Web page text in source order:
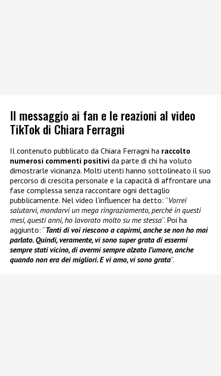
Il messaggio ai fan e le reazioni al video
TikTok di Chiara Ferragni
Il contenuto pubblicato da Chiara Ferragni ha raccolto
numerosi commenti positivi da parte di chi ha voluto
dimostrarle vicinanza. Molti utenti hanno sottolineato il suo
percorso di crescita personale e la capacità di affrontare una
fase complessa senza raccontare ogni dettaglio
pubblicamente. Nel video l’influencer ha detto: “Vorrei
salutarvi, mandarvi un mega ringraziamento, perché in questi
mesi, questi anni, ho lavorato molto su me stessa”. Poi ha
aggiunto: “Tanti di voi riescono a capirmi, anche se non ho mai
parlato. Quindi, veramente, vi sono super grata di essermi
sempre stati vicino, di avermi sempre alzato l’umore, anche
quando non era dei migliori. E vi amo, vi sono grata”.